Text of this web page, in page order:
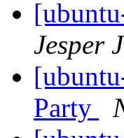
Jesper
Party